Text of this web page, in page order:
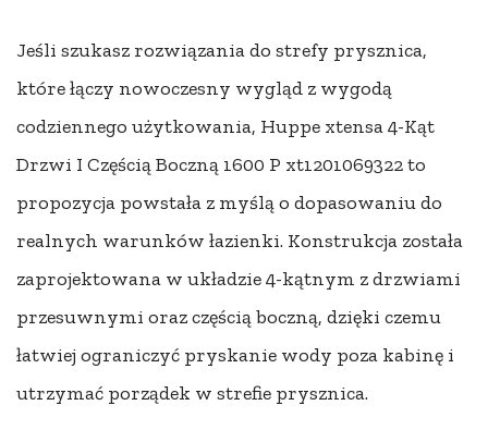
Jeśli szukasz rozwiązania do strefy prysznica,
które łączy nowoczesny wygląd z wygodą
codziennego użytkowania, Huppe xtensa 4-Kąt
Drzwi I Częścią Boczną 1600 P xt1201069322 to
propozycja powstała z myślą o dopasowaniu do
realnych warunków łazienki. Konstrukcja została
zaprojektowana w układzie 4-kątnym z drzwiami
przesuwnymi oraz częścią boczną, dzięki czemu
łatwiej ograniczyć pryskanie wody poza kabinę i
utrzymać porządek w strefie prysznica.